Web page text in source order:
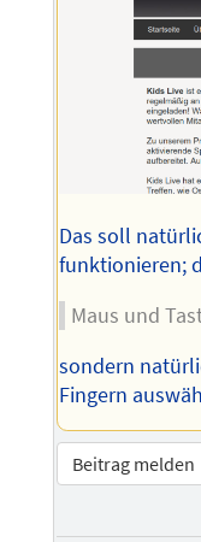
Das soll
funktionieren;
Maus und
sondern
Fingern
Beitrag melden